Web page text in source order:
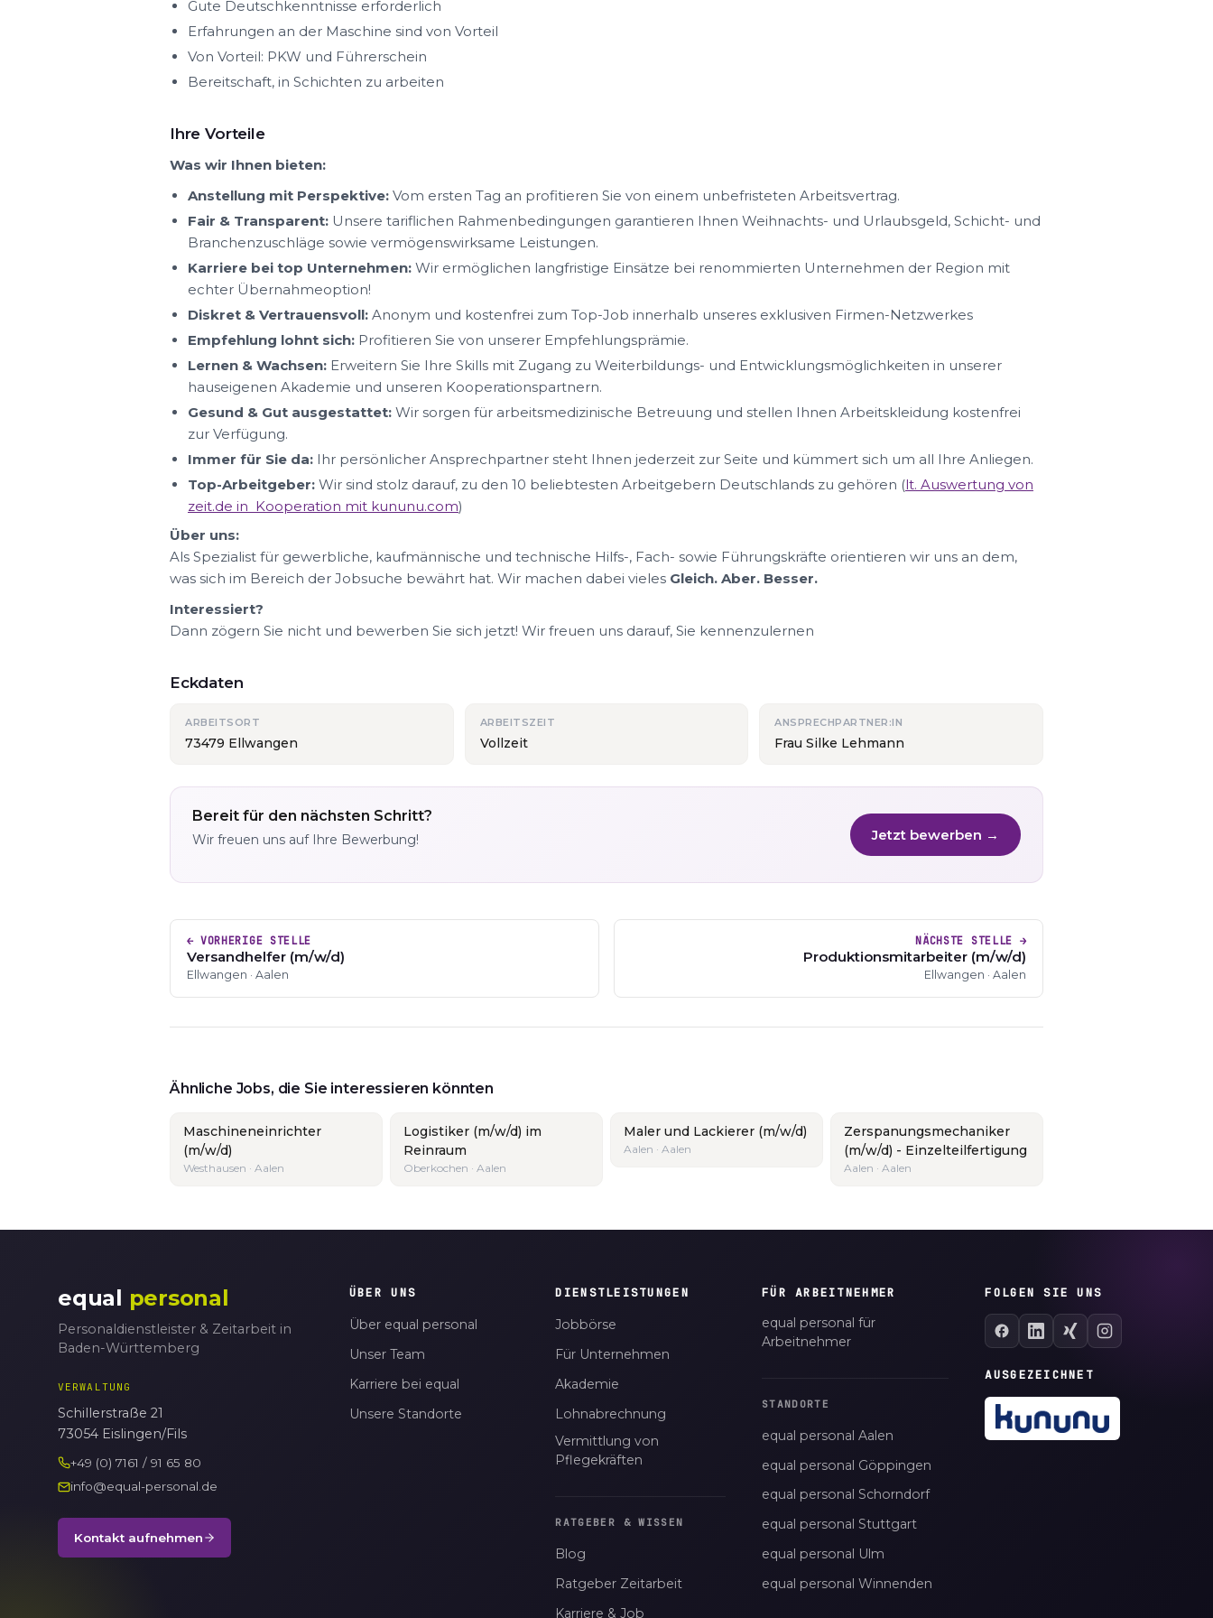
Gute Deutschkenntnisse erforderlich
Erfahrungen an der Maschine sind von Vorteil
Von Vorteil: PKW und Führerschein
Bereitschaft, in Schichten zu arbeiten
Ihre Vorteile
Was wir Ihnen bieten:
Anstellung mit Perspektive: Vom ersten Tag an profitieren Sie von einem unbefristeten Arbeitsvertrag.
Fair & Transparent: Unsere tariflichen Rahmenbedingungen garantieren Ihnen Weihnachts- und Urlaubsgeld, Schicht- und
Branchenzuschläge sowie vermögenswirksame Leistungen.
Karriere bei top Unternehmen: Wir ermöglichen langfristige Einsätze bei renommierten Unternehmen der Region mit
echter Übernahmeoption!
Diskret & Vertrauensvoll: Anonym und kostenfrei zum Top-Job innerhalb unseres exklusiven Firmen-Netzwerkes
Empfehlung lohnt sich: Profitieren Sie von unserer Empfehlungsprämie.
Lernen & Wachsen: Erweitern Sie Ihre Skills mit Zugang zu Weiterbildungs- und Entwicklungsmöglichkeiten in unserer
hauseigenen Akademie und unseren Kooperationspartnern.
Gesund & Gut ausgestattet: Wir sorgen für arbeitsmedizinische Betreuung und stellen Ihnen Arbeitskleidung kostenfrei
zur Verfügung.
Immer für Sie da: Ihr persönlicher Ansprechpartner steht Ihnen jederzeit zur Seite und kümmert sich um all Ihre Anliegen.
Top-Arbeitgeber: Wir sind stolz darauf, zu den 10 beliebtesten Arbeitgebern Deutschlands zu gehören (lt. Auswertung von
zeit.de in Kooperation mit kununu.com)
Über uns:
Als Spezialist für gewerbliche, kaufmännische und technische Hilfs-, Fach- sowie Führungskräfte orientieren wir uns an dem,
was sich im Bereich der Jobsuche bewährt hat. Wir machen dabei vieles Gleich. Aber. Besser.
Interessiert?
Dann zögern Sie nicht und bewerben Sie sich jetzt! Wir freuen uns darauf, Sie kennenzulernen
Eckdaten
ARBEITSORT
73479 Ellwangen
ARBEITSZEIT
Vollzeit
ANSPRECHPARTNER:IN
Frau Silke Lehmann
Bereit für den nächsten Schritt?
Wir freuen uns auf Ihre Bewerbung! Jetzt bewerben →
← VORHERIGE STELLE
Versandhelfer (m/w/d)
Ellwangen · Aalen
NÄCHSTE STELLE →
Produktionsmitarbeiter (m/w/d)
Ellwangen · Aalen
Ähnliche Jobs, die Sie interessieren könnten
Maschineneinrichter
(m/w/d)
Westhausen · Aalen
Logistiker (m/w/d) im
Reinraum
Oberkochen · Aalen
Maler und Lackierer (m/w/d)
Aalen · Aalen
Zerspanungsmechaniker
(m/w/d) - Einzelteilfertigung
Aalen · Aalen
equal personal
Personaldienstleister & Zeitarbeit in
Baden-Württemberg
VERWALTUNG
Schillerstraße 21
73054 Eislingen/Fils
+49 (0) 7161 / 91 65 80
info@equal-personal.de
Kontakt aufnehmen
ÜBER UNS
Über equal personal
Unser Team
Karriere bei equal
Unsere Standorte
DIENSTLEISTUNGEN
Jobbörse
Für Unternehmen
Akademie
Lohnabrechnung
Vermittlung von
Pflegekräften
RATGEBER & WISSEN
Blog
Ratgeber Zeitarbeit
Karriere & Job
FÜR ARBEITNEHMER
equal personal für
Arbeitnehmer
STANDORTE
equal personal Aalen
equal personal Göppingen
equal personal Schorndorf
equal personal Stuttgart
equal personal Ulm
equal personal Winnenden
FOLGEN SIE UNS
AUSGEZEICHNET